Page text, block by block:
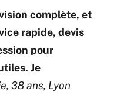
complète, et
rapide, devis
pour
Je
38 ans, Lyon